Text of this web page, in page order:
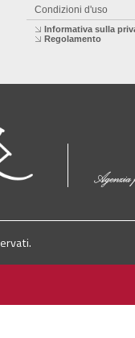
Condizioni d'uso
Informativa sulla
Regolamento